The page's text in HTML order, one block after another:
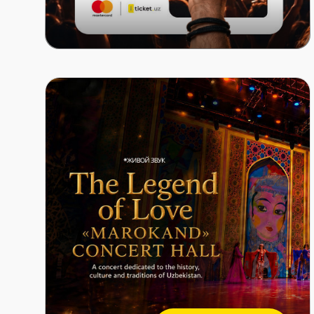
Mastercard x ITICKET.UZ